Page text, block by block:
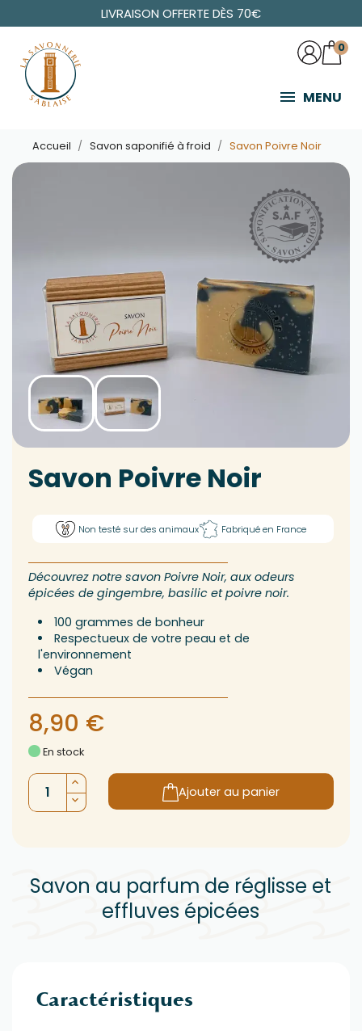
LIVRAISON OFFERTE DÈS 70€
MENU
0
Accueil Savon saponifié à froid Savon Poivre Noir
Savon Poivre Noir
Non testé sur des animaux Fabriqué en France
Découvrez notre savon Poivre Noir, aux odeurs
épicées de gingembre, basilic et poivre noir.
100 grammes de bonheur
Respectueux de votre peau et de
l'environnement
Végan
8,90 €
En stock
Ajouter au panier
Savon au parfum de réglisse et
effluves épicées
Caractéristiques